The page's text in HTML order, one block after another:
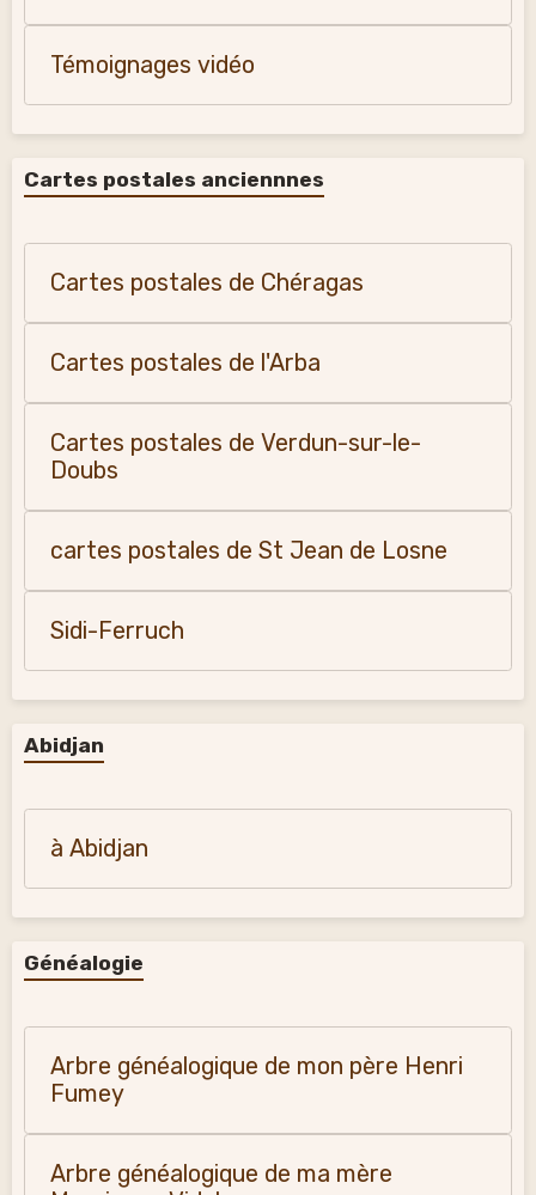
Témoignages vidéo
Cartes postales anciennnes
Cartes postales de Chéragas
Cartes postales de l'Arba
Cartes postales de Verdun-sur-le-
Doubs
cartes postales de St Jean de Losne
Sidi-Ferruch
Abidjan
à Abidjan
Généalogie
Arbre généalogique de mon père Henri
Fumey
Arbre généalogique de ma mère